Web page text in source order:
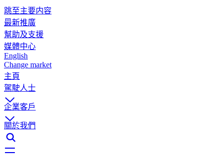
跳至主要内容
最新推廣
幫助及支援
媒體中心
English
Change market
主頁
駕駛人士
企業客戶
關於我們